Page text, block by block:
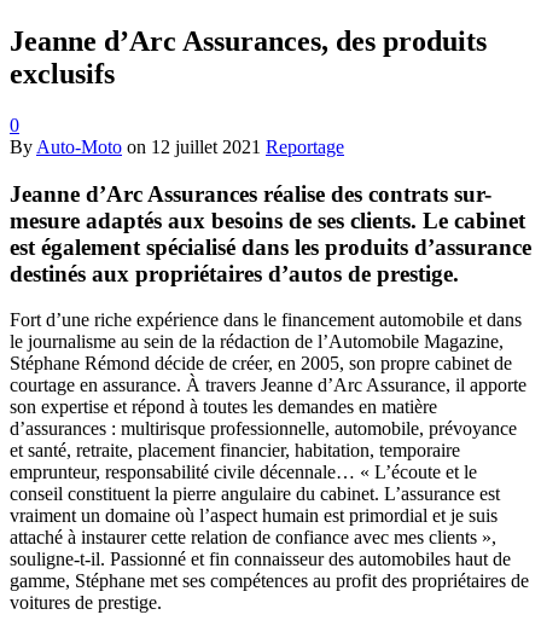
Jeanne d’Arc Assurances, des produits
exclusifs
0
By Auto-Moto on 12 juillet 2021 Reportage
Jeanne d’Arc Assurances réalise des contrats sur-
mesure adaptés aux besoins de ses clients. Le cabinet
est également spécialisé dans les produits d’assurance
destinés aux propriétaires d’autos de prestige.
Fort d’une riche expérience dans le financement automobile et dans
le journalisme au sein de la rédaction de l’Automobile Magazine,
Stéphane Rémond décide de créer, en 2005, son propre cabinet de
courtage en assurance. À travers Jeanne d’Arc Assurance, il apporte
son expertise et répond à toutes les demandes en matière
d’assurances : multirisque professionnelle, automobile, prévoyance
et santé, retraite, placement financier, habitation, temporaire
emprunteur, responsabilité civile décennale… « L’écoute et le
conseil constituent la pierre angulaire du cabinet. L’assurance est
vraiment un domaine où l’aspect humain est primordial et je suis
attaché à instaurer cette relation de confiance avec mes clients »,
souligne-t-il. Passionné et fin connaisseur des automobiles haut de
gamme, Stéphane met ses compétences au profit des propriétaires de
voitures de prestige.